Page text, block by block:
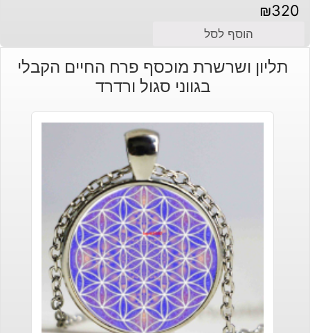
₪320
הוסף לסל
תליון ושרשרת מוכסף פרח החיים הקבלי
בגווני סגול ורדרד